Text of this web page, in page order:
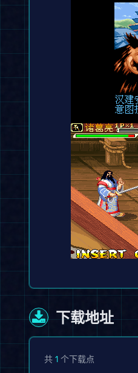
下载地址
共 1 个下载点